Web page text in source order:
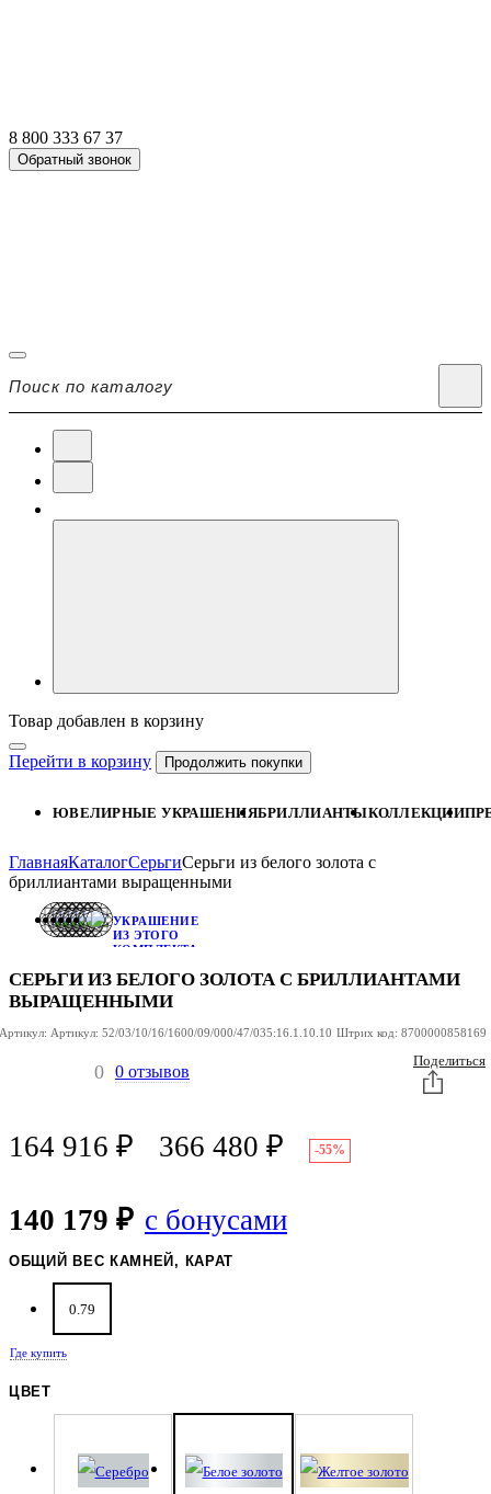
8 800 333 67 37
Обратный звонок
Товар добавлен в корзину
Перейти в корзину Продолжить покупки
ЮВЕЛИРНЫЕ УКРАШЕНИЯБРИЛЛИАНТЫКОЛЛЕКЦИИ
ГлавнаяКаталогСерьгиСерьги из белого золота с
бриллиантами выращенными
УКРАШЕНИЕ
ИЗ ЭТОГО
КОМПЛЕКТА:
КОЛЬЦО ИЗ
БЕЛОГО
ЗОЛОТА
СЕРЬГИ ИЗ БЕЛОГО ЗОЛОТА С БРИЛЛИАНТАМИ
ВЫРАЩЕННЫМИ
Артикул: Артикул: 52/03/10/16/1600/09/000/47/035:16.1.10.10 Штрих код: 8700000858169
0 0 отзывов
Поделиться
164 916 ₽ 366 480 ₽ -55%
140 179 ₽ с бонусами
ОБЩИЙ ВЕС КАМНЕЙ, КАРАТ
0.79
Где купить
ЦВЕТ